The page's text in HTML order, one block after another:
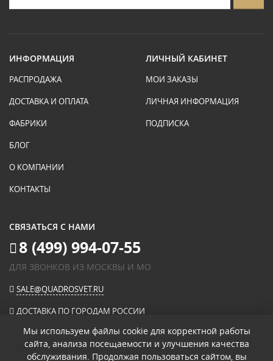
ИНФОРМАЦИЯ
РАСПРОДАЖА
ДОСТАВКА И ОПЛАТА
ФАБРИКИ
БЛОГ
О КОМПАНИИ
КОНТАКТЫ
ЛИЧНЫЙ КАБИНЕТ
МОИ ЗАКАЗЫ
ЛИЧНАЯ ИНФОРМАЦИЯ
ПОДПИСКА
СВЯЗАТЬСЯ С НАМИ
8 (499) 994-07-55
ДЛЯ ЗВОНКОВ ИЗ МОСКВЫ И МО
SALE@QUADROSVET.RU
ДОСТАВКА ПО ГОРОДАМ РОССИИ
ОПЛАЧИВАЙТЕ ПРИ ПОЛУЧЕНИИ
Мы используем файлы cookie для корректной работы
сайта, анализа посещаемости и улучшения качества
обслуживания. Продолжая пользоваться сайтом, вы